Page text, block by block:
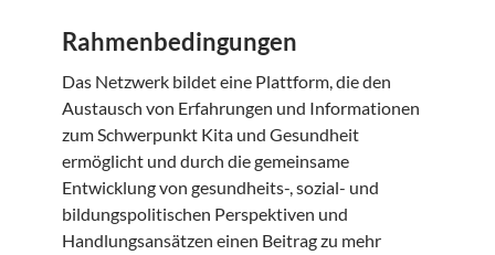
Rahmenbedingungen
Das Netzwerk bildet eine Plattform, die den
Austausch von Erfahrungen und Informationen
zum Schwerpunkt Kita und Gesundheit
ermöglicht und durch die gemeinsame
Entwicklung von gesundheits-, sozial- und
bildungspolitischen Perspektiven und
Handlungsansätzen einen Beitrag zu mehr